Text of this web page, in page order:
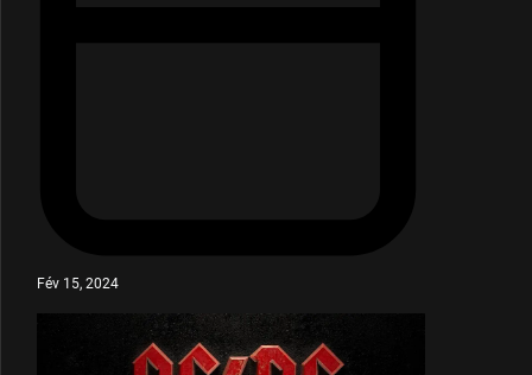
Fév 15, 2024